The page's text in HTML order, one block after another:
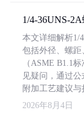
1/4-36UNS-
本文详细解析1/
包括外径、螺
（ASME B1.1
见疑问，通过
附加工艺建议与
2026年8月4日